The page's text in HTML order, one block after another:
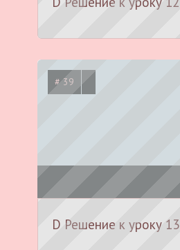
# 39
D Решение к уроку 13